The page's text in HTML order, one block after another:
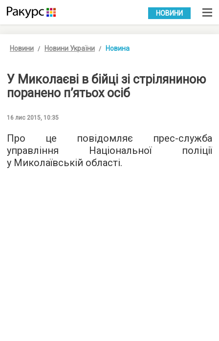
УКР РУС
НОВИНИ
Новини Новини України Новина
У Миколаєві в бійці зі стріляниною
поранено п’ятьох осіб
16 лис 2015, 10:35
Про це повідомляє прес-служба
управління Національної поліції
у Миколаївській області.